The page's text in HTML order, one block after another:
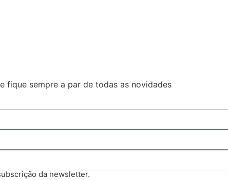
fique sempre a par de todas as novidades
da newsletter.